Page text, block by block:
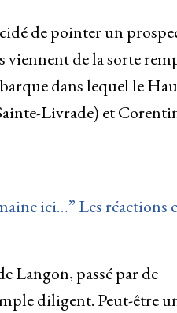
de pointer un
de la sorte
dans lequel le
Livrade) et
ici…” Les réactions
Langon, passé par de
diligent. Peut-être